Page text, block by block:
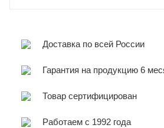
Доставка по всей России
Гарантия на продукцию 6
Товар сертифицирован
Работаем с 1992 года